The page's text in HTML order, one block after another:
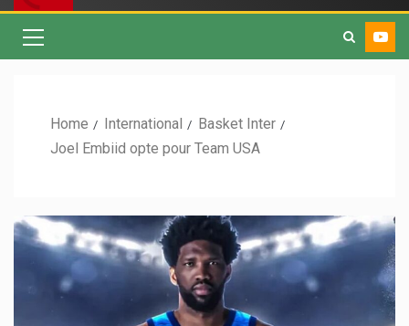
Home International
Basket Inter
Joel Embiid opte pour Team USA